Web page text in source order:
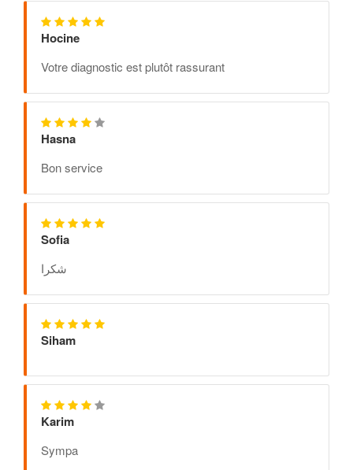
Hocine
Votre diagnostic est plutôt rassurant
Hasna
Bon service
Sofia
شكرا
Siham
Karim
Sympa